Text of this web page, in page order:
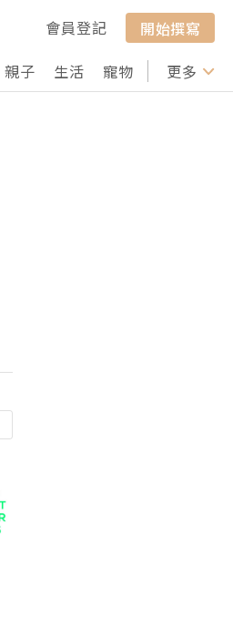
會員登記
開始撰寫
親子 生活 寵物 行山 打卡
更多